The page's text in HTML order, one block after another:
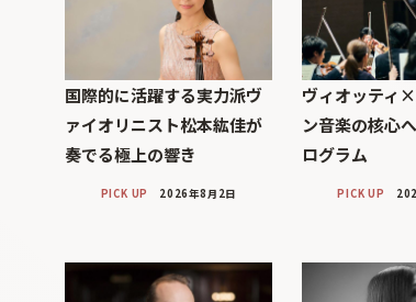
国際的に活躍する実力派ヴ
ァイオリニスト松本紘佳が
奏でる極上の響き
PICK UP 2026年8月2日
ヴィオッティ
ン音楽の核心
ログラム
PICK UP